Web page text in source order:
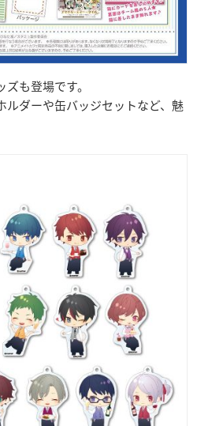
も登場です。
ルダーや缶バッジセットなど、魅